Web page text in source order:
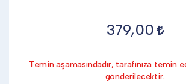
379,00
Temin aşamasındadır, tarafınıza temin
gönderilecektir.